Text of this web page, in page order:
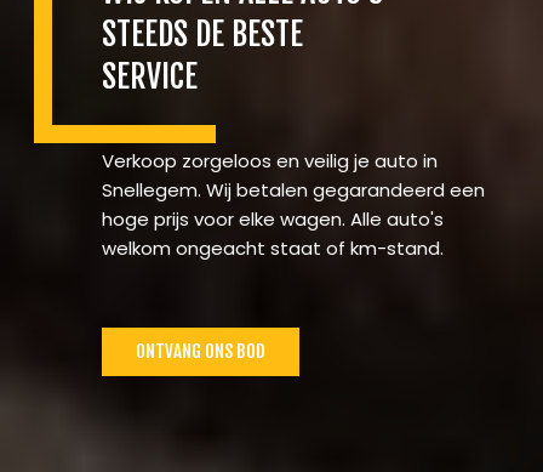
STEEDS DE BESTE
SERVICE
Verkoop zorgeloos en veilig je auto in
Snellegem. Wij betalen gegarandeerd een
hoge prijs voor elke wagen. Alle auto's
welkom ongeacht staat of km-stand.
ONTVANG ONS BOD